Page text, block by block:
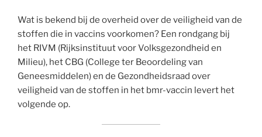
Wat is bekend bij de overheid over de veiligheid van de
stoffen die in vaccins voorkomen? Een rondgang bij
het RIVM (Rijksinstituut voor Volksgezondheid en
Milieu), het CBG (College ter Beoordeling van
Geneesmiddelen) en de Gezondheidsraad over
veiligheid van de stoffen in het bmr-vaccin levert het
volgende op.